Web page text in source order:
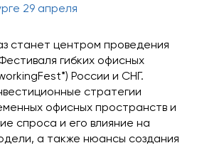
29 апреля
станет центром проведения
гибких офисных
России и СНГ.
стратегии
офисных пространств и
спроса и его влияние на
а также нюансы создания